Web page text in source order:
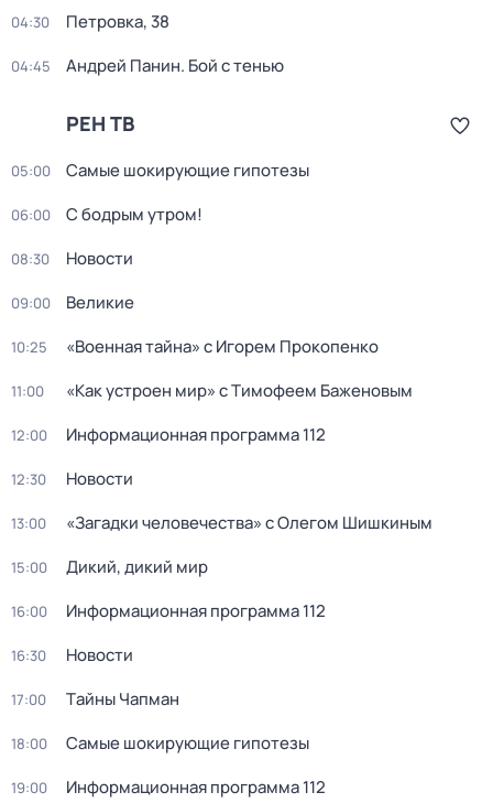
04:30 Петровка, 38
04:45 Андрей Панин. Бой с тенью
РЕН ТВ
05:00 Самые шoкиpующие гипотезы
06:00 С бодрым утром!
08:30 Новости
09:00 Великие
10:25 «Военная тайна» с Игорем Прокопенко
11:00 «Как устроен мир» с Тимофеем Баженовым
12:00 Информационная программа 112
12:30 Новости
13:00 «Загадки человечeства» с Олeгом Шишкиным
15:00 Дикий, дикий мир
16:00 Информационная программа 112
16:30 Новости
17:00 Тaйны Чапман
18:00 Самые шoкиpующие гипотезы
19:00 Информационная программа 112